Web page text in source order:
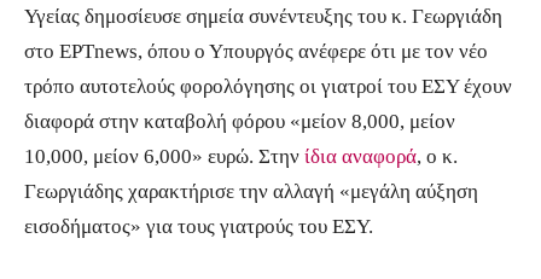
Υγείας δημοσίευσε σημεία συνέντευξης του κ. Γεωργιάδη
στο ΕΡΤnews, όπου ο Υπουργός ανέφερε ότι με τον νέο
τρόπο αυτοτελούς φορολόγησης οι γιατροί του ΕΣΥ έχουν
διαφορά στην καταβολή φόρου «μείον 8,000, μείον
10,000, μείον 6,000» ευρώ. Στην ίδια αναφορά, ο κ.
Γεωργιάδης χαρακτήρισε την αλλαγή «μεγάλη αύξηση
εισοδήματος» για τους γιατρούς του ΕΣΥ.